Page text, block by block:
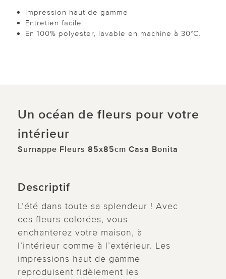
Impression haut de gamme
Entretien facile
En 100% polyester, lavable en machine à 30°C.
Un océan de fleurs pour votre
intérieur
Surnappe Fleurs 85x85cm Casa Bonita
Descriptif
L’été dans toute sa splendeur ! Avec
ces fleurs colorées, vous
enchanterez votre maison, à
l’intérieur comme à l’extérieur. Les
impressions haut de gamme
reproduisent fidèlement les